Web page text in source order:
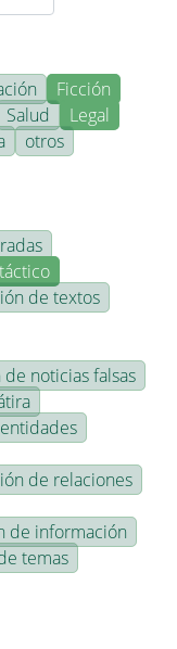
Ficción
Salud
Legal
otros
de textos
noticias falsas
de relaciones
de información
temas